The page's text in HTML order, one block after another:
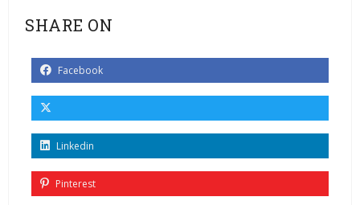
SHARE ON
Facebook
Linkedin
Pinterest